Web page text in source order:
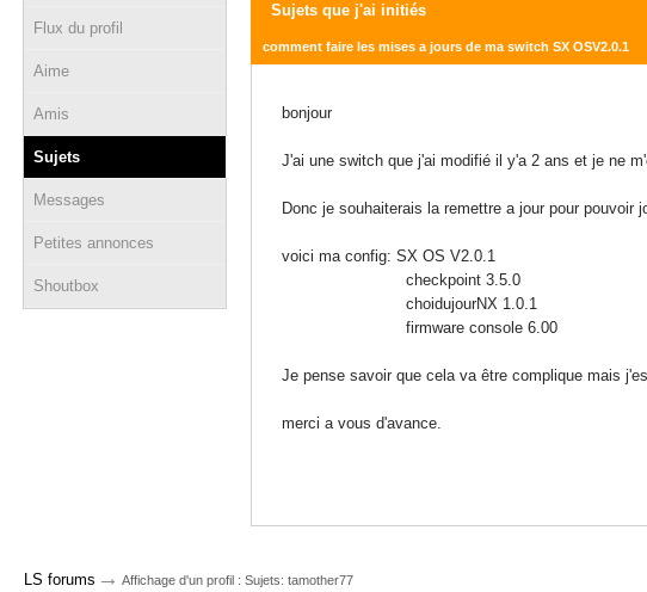
Flux du profil
Aime
Amis
Sujets
Messages
Petites annonces
Shoutbox
Sujets que j'ai initiés
comment faire les mises a jours de ma switch SX OSV2.0.1
bonjour
J'ai une switch que j'ai modifié il y'a 2 ans et je ne
Donc je souhaiterais la remettre a jour pour pouvoir
voici ma config: SX OS V2.0.1
checkpoint 3.5.0
choidujourNX 1.0.1
firmware console 6.00
Je pense savoir que cela va être complique mais
merci a vous d'avance.
LS forums → Affichage d'un profil : Sujets: tamother77